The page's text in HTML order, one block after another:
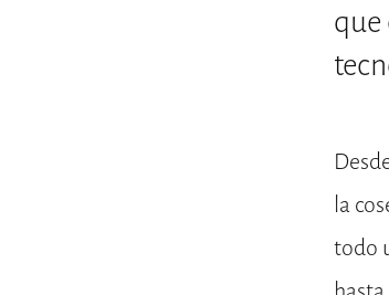
la
todo